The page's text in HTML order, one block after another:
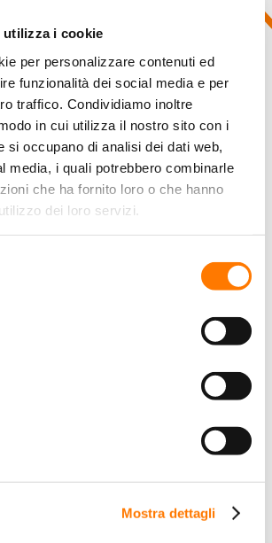
i cookie
per personalizzare contenuti ed
funzionalità dei social media e per
traffico. Condividiamo inoltre
in cui utilizza il nostro sito con i
si occupano di analisi dei dati web,
media, i quali potrebbero combinarle
che ha fornito loro o che hanno
dei loro servizi.
Mostra dettagli
commerciale